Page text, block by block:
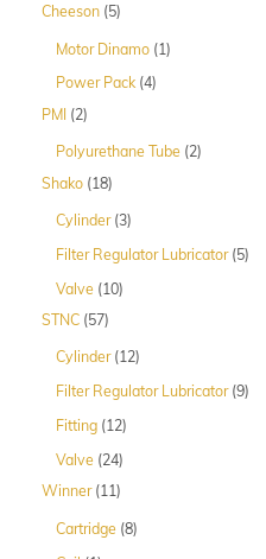
Cheeson 55
Motor Dinamo 11
Power Pack 44
PMI 22
Polyurethane Tube 22
Shako 1818
Cylinder 33
Filter Regulator Lubricator 55
Valve 1010
STNC 5757
Cylinder 1212
Filter Regulator Lubricator 99
Fitting 1212
Valve 2424
Produk
Winner 1111
Cartridge 88